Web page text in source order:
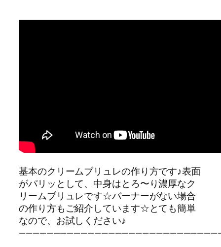
基本のクリームブリュレの作り方です♪表面
がパリッとして、中身はとろ〜り濃厚なク
リームブリュレです☆バーナーがない場合
の作り方もご紹介しています☆とても簡単
なので、お試しください♪